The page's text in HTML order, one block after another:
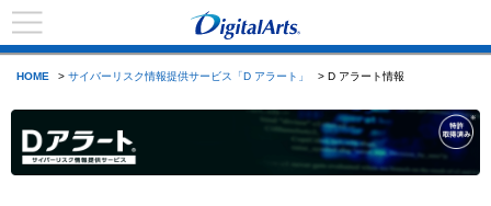
HOME > サイバーリスク情報提供サービス「D アラート」 > D アラート情報